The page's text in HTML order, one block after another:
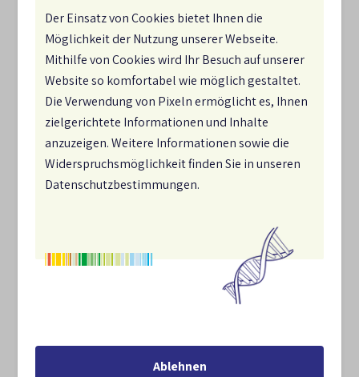
Der Einsatz von Cookies bietet Ihnen die
Möglichkeit der Nutzung unserer Webseite.
Mithilfe von Cookies wird Ihr Besuch auf unserer
Website so komfortabel wie möglich gestaltet.
Die Verwendung von Pixeln ermöglicht es, Ihnen
zielgerichtete Informationen und Inhalte
anzuzeigen. Weitere Informationen sowie die
Widerspruchsmöglichkeit finden Sie in unseren
Datenschutzbestimmungen.
Ablehnen
Implementierung von Metriken und Indikatoren
Förderung entsprechender Forschung, unterstützt,
um eine regelmäßige Berichterstattung der
Bundesregierung über die
Biodiversitätsbeeinträchtigung durch Produktion
und Konsum ab 2030 vorzubereiten.
bestehenden Förderprogrammen zur
Ressourceneffizienz und zum Recycling